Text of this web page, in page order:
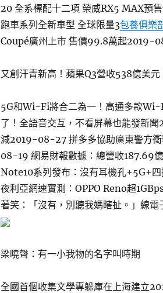
20 全系標配十二項 榮威RX5 MAX預
跑車系列全新車型 全球限量3包養俱樂
Coupé廣州上市 售價99.8萬起2019-
又創汗青新高！蘋果Q3營收538億美元
5G和Wi-Fi將合二為一！高通多款
了！全語音交互，不看屏幕也能發新
減2019-08-27 拼多多協助廣東警方
08-19 網易財報數據：總營收187.69
Note10系列發布：沒有耳機孔+5G+
夜利亞網速實測：OPPO Reno超
著笑：「沒有，別聽我媽瞎扯。」線
梁曉聲：有一小我物的名字叫時期
全國首個收集文學專躲庫在上海建立